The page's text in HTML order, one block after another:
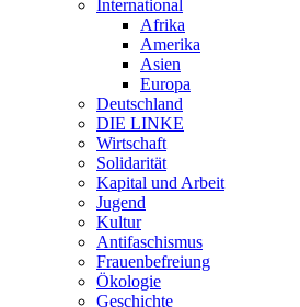
International
Afrika
Amerika
Asien
Europa
Deutschland
DIE LINKE
Wirtschaft
Solidarität
Kapital und Arbeit
Jugend
Kultur
Antifaschismus
Frauenbefreiung
Ökologie
Geschichte